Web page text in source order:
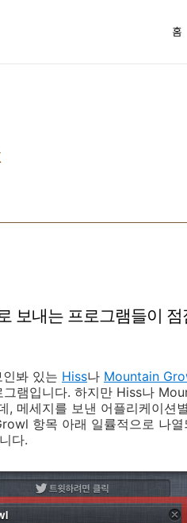
홈
보내는 프로그램들이
봐 있는 Hiss나 Mountain
램입니다. 하지만 Hiss나
, 메세지를 보낸 어플리케이션
항목 아래 일률적으로 나
다.